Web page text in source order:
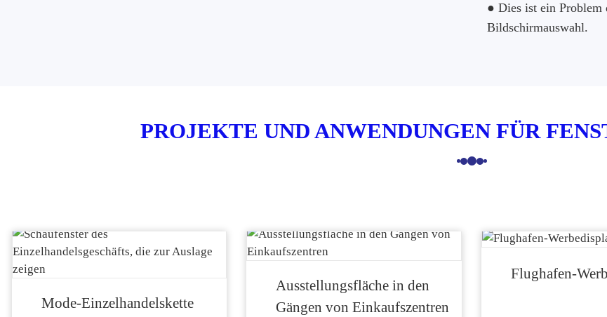
● Dies ist ein Problem
Bildschirmauswahl.
PROJEKTE UND ANWENDUNGEN FÜR
Mode-Einzelhandelskette
Ausstellungsfläche in den
Gängen von Einkaufszentren
Flughafen-